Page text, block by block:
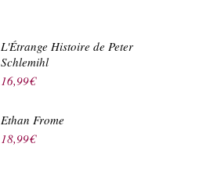
L'Étrange Histoire de Peter
Schlemihl
16,99€
Ethan Frome
18,99€